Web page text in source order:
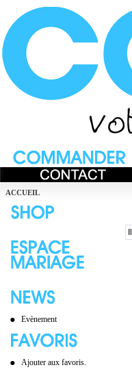
ACCUEIL
Evènement
Ajouter aux favoris.